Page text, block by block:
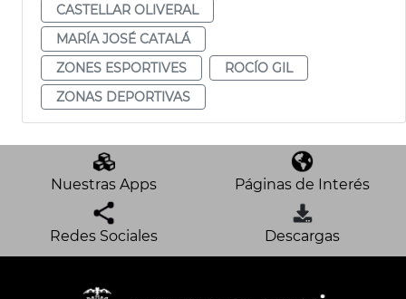
CASTELLAR OLIVERAL
MARÍA JOSÉ CATALÁ
ZONES ESPORTIVES
ROCÍO GIL
ZONAS DEPORTIVAS
Nuestras Apps Páginas de Interés
Redes Sociales Descargas